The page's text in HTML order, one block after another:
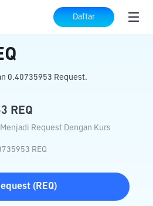
Daftar
ke REQ
0.40735953 Request.
REQ
Request Dengan Kurs
REQ
( REQ)